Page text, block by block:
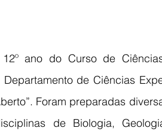
ano do Curso de
de Ciências
Foram preparadas
de Biologia,